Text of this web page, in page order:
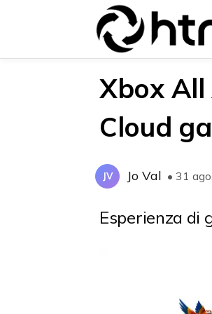
{{POSTS[0].LABEL}}
{{POSTS[0].LABEL}}
Xbox All
Cloud
JV Jo Val • 31
Esperienza di